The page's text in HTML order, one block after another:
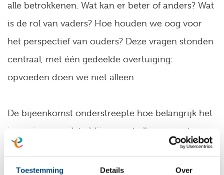
Toestemming Details Over
alle betrokkenen. Wat kan er beter of anders? Wat
is de rol van vaders? Hoe houden we oog voor
het perspectief van ouders? Deze vragen stonden
centraal, met één gedeelde overtuiging:
opvoeden doen we niet alleen.
De bijeenkomst onderstreepte hoe belangrijk het
is om in gesprek te blijven met elkaar – met open
hart en oog voor ieders verhaal. Alleen samen
kunnen we écht het verschil maken.